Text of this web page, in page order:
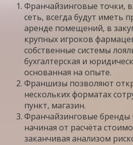
Франчайзинговые точки,
сеть, всегда будут иметь
аренде помещений, в
крупных игроков
собственные системы
бухгалтерская и
основанная на опыте.
Франшизы позволяют
нескольких форматах
пункт, магазин.
Франчайзинговые
начиная от расчёта
заканчивая анализом